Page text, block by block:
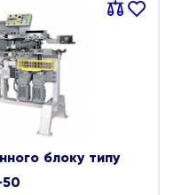
Порівняти
В
блоку типу